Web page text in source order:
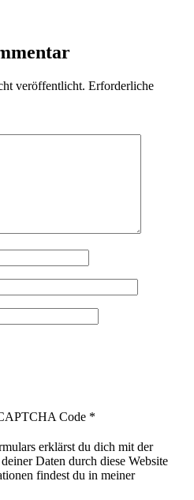
veröffentlicht. Erforderliche
Code *
erklärst du dich mit der
Daten durch diese Website
findest du in meiner